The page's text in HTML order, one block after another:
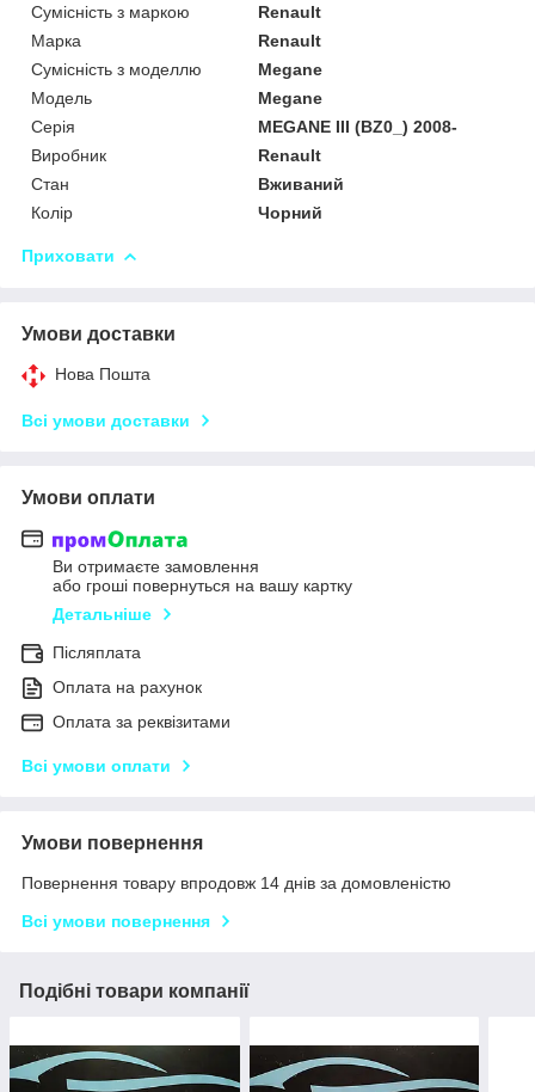
Сумісність з маркою
Renault
Марка
Renault
Сумісність з моделлю
Megane
Модель
Megane
Серія
MEGANE III (BZ0_) 2008-
Виробник
Renault
Стан
Вживаний
Колір
Чорний
Приховати
Умови доставки
Нова Пошта
Всі умови доставки
Умови оплати
Ви отримаєте замовлення
або гроші повернуться на вашу картку
Детальніше
Післяплата
Оплата на рахунок
Оплата за реквізитами
Всі умови оплати
Умови повернення
Повернення товару впродовж 14 днів за домовленістю
Всі умови повернення
Подібні товари компанії